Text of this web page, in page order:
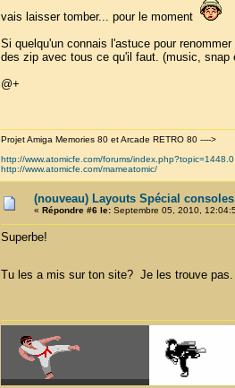
vais laisser tomber... pour le moment
Si quelqu'un connais l'astuce pour
des zip avec tous ce qu'il faut. (music,
@+
Projet Amiga Memories 80 et Arcade RETRO 80 ---->
http://www.atomicfe.com/forums/index.php?topic=1448.0
http://www.atomicfe.com/mameatomic/
(nouveau) Layouts Spécial
« Répondre #6 le:Septembre 05, 2010,
Superbe!
Tu les a mis sur ton site? Je les trouve